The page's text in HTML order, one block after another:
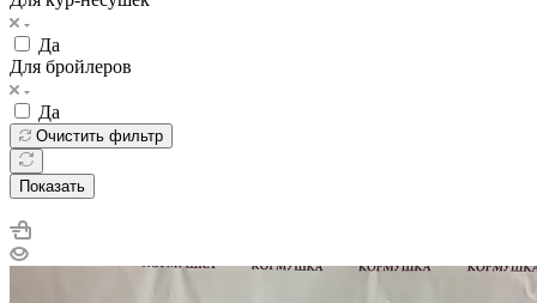
Да
Для бройлеров
Да
Очистить фильтр
Показать